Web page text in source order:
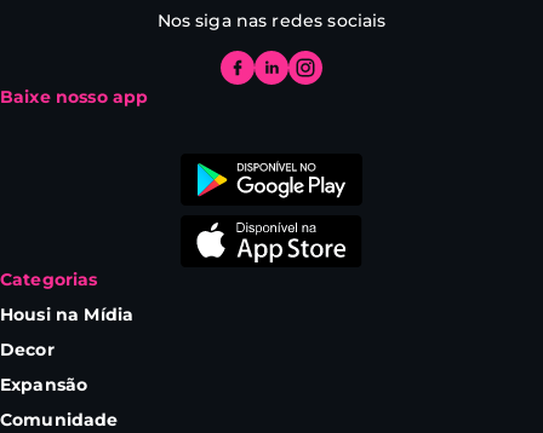
Nos siga nas redes sociais
Baixe nosso app
Categorias
Housi na Mídia
Decor
Expansão
Comunidade